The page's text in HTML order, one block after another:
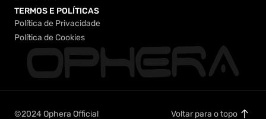
Acessórios
TERMOS E POLÍTICAS
Política de Privacidade
Política de Privacidade
Política de Cookies
Política de Cookies
©2024 Ophera Official Voltar para o topo